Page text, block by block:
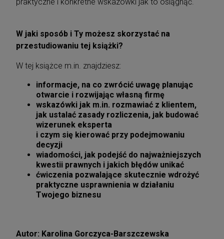
W jaki sposób i Ty możesz skorzystać na
przestudiowaniu tej książki?
W tej książce m.in. znajdziesz:
informacje, na co zwrócić uwagę planując
otwarcie i rozwijając własną firmę
wskazówki jak m.in. rozmawiać z klientem,
jak ustalać zasady rozliczenia, jak budować
wizerunek eksperta
i czym się kierować przy podejmowaniu
decyzji
wiadomości, jak podejść do najważniejszych
kwestii prawnych i jakich błędów unikać
ćwiczenia pozwalające skutecznie wdrożyć
praktyczne usprawnienia w działaniu
Twojego biznesu
Autor: Karolina Gorczyca-Barszczewska